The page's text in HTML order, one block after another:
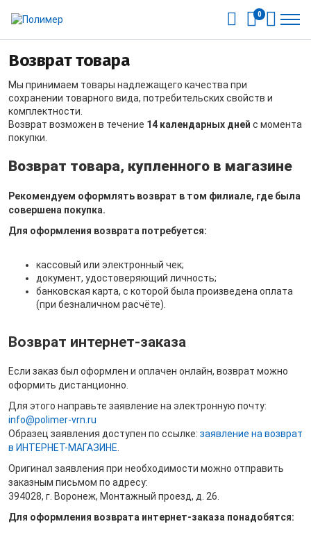
0
Возврат товара
Мы принимаем товары надлежащего качества при
сохранении товарного вида, потребительских свойств и
комплектности.
Возврат возможен в течение 14 календарных дней с момента
покупки.
Возврат товара, купленного в магазине
Рекомендуем оформлять возврат в том филиале, где была
совершена покупка.
Для оформления возврата потребуется:
кассовый или электронный чек;
документ, удостоверяющий личность;
банковская карта, с которой была произведена оплата
(при безналичном расчёте).
Возврат интернет-заказа
Если заказ был оформлен и оплачен онлайн, возврат можно
оформить дистанционно.
Для этого направьте заявление на электронную почту:
info@polimer-vrn.ru
Образец заявления доступен по ссылке: заявление на возврат
в ИНТЕРНЕТ-МАГАЗИНЕ.
Оригинал заявления при необходимости можно отправить
заказным письмом по адресу:
394028, г. Воронеж, Монтажный проезд, д. 26.
Для оформления возврата интернет-заказа понадобятся: